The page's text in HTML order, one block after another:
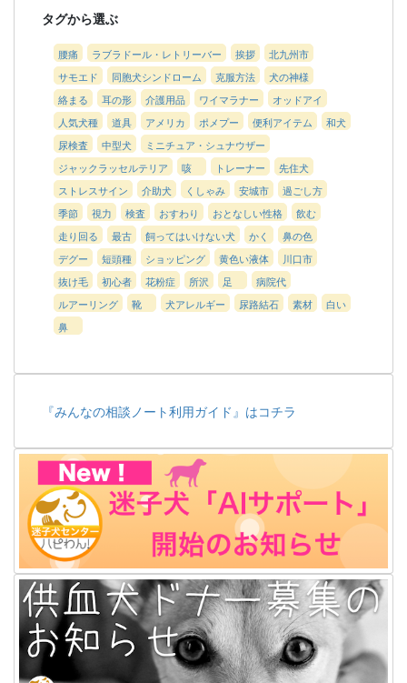
タグから選ぶ
腰痛 ラブラドール・レトリーバー 挨拶
北九州市
サモエド
同胞犬シンドローム 克服方法
犬の神様
絡まる
耳の形 介護用品 ワイマラナー
オッドアイ
人気犬種
道具 アメリカ ポメプー 便利アイテム
和犬
尿検査
中型犬
ミニチュア・シュナウザー
ジャックラッセルテリア
咳 トレーナー
先住犬
ストレスサイン
介助犬 くしゃみ 安城市
過ごし方
季節
視力 検査 おすわり おとなしい性格
飲む
走り回る
最古 飼ってはいけない犬 かく
鼻の色
デグー
短頭種 ショッピング 黄色い液体
川口市
抜け毛
初心者 花粉症 所沢 足
病院代
ルアーリング
靴 犬アレルギー 尿路結石 素材
白い
鼻
『みんなの相談ノート利用ガイド』はコチラ